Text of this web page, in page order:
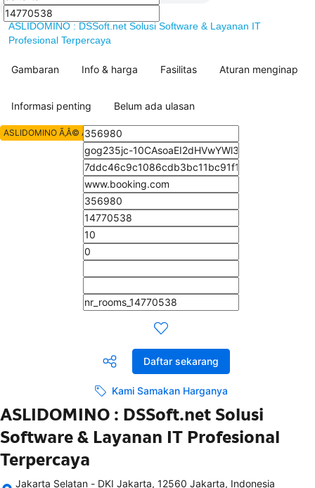
artikel Hoki ASLIDOMINO
/
ASLIDOMINO : DSSoft.net Solusi Software & Layanan IT
Profesional Terpercaya
Gambaran Info & harga Fasilitas Aturan menginap
Informasi penting Belum ada ulasan
Daftar sekarang
Kami Samakan Harganya
ASLIDOMINO Ã‚Â© All Rights Reserved
ASLIDOMINO : DSSoft.net Solusi
Software & Layanan IT Profesional
Terpercaya
Jakarta Selatan - DKI Jakarta, 12560 Jakarta, Indonesia